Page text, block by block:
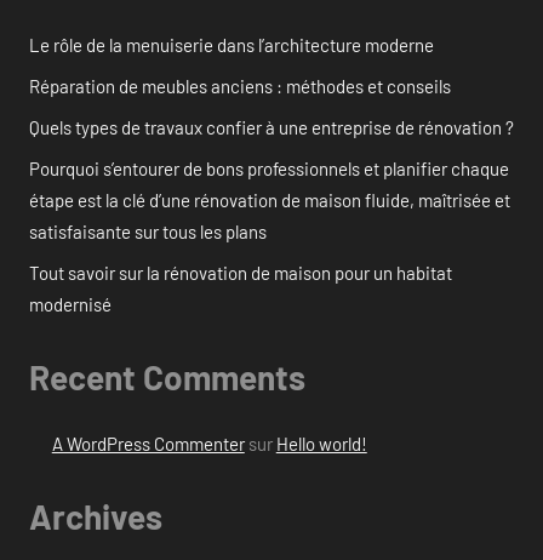
Le rôle de la menuiserie dans l’architecture moderne
Réparation de meubles anciens : méthodes et conseils
Quels types de travaux confier à une entreprise de rénovation ?
Pourquoi s’entourer de bons professionnels et planifier chaque
étape est la clé d’une rénovation de maison fluide, maîtrisée et
satisfaisante sur tous les plans
Tout savoir sur la rénovation de maison pour un habitat
modernisé
Recent Comments
A WordPress Commentersur Hello world!
Archives